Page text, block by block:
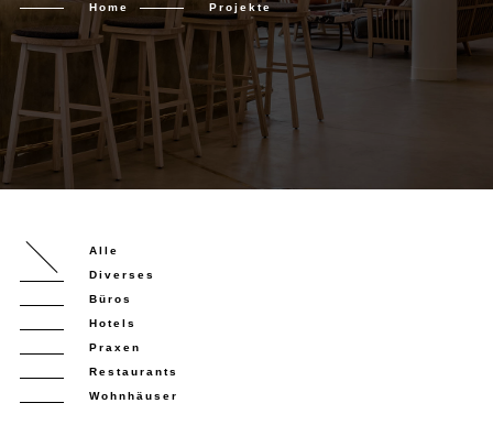
Home Projekte
Alle
Diverses
Büros
Hotels
Praxen
Restaurants
Wohnhäuser